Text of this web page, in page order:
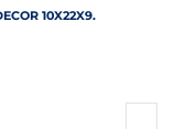
10X22X9.